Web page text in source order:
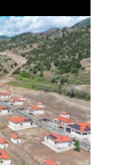
available